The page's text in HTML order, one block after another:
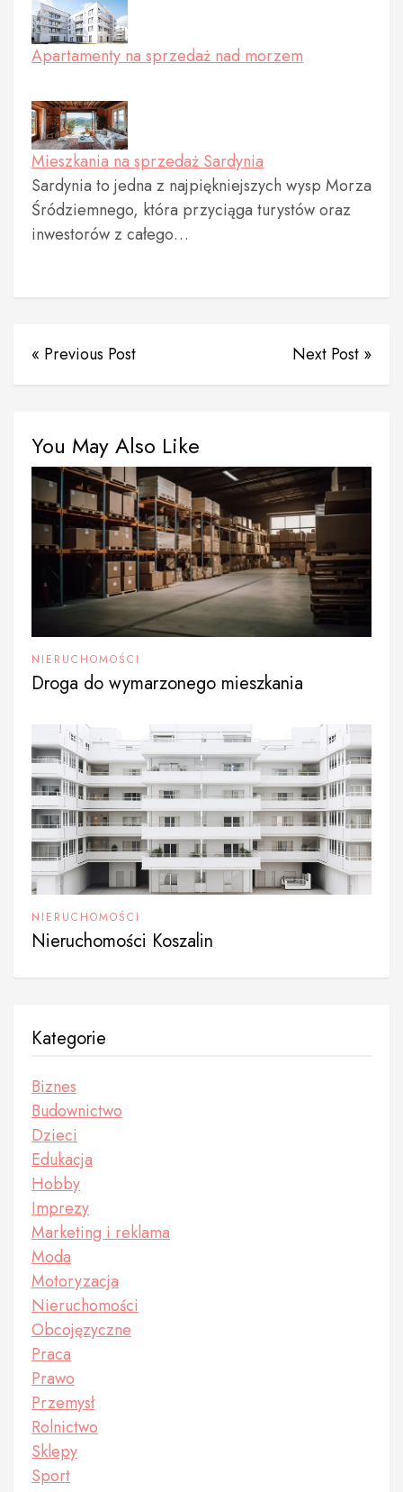
Apartamenty na sprzedaż nad morzem
Mieszkania na sprzedaż Sardynia
Sardynia to jedna z najpiękniejszych wysp Morza
Śródziemnego, która przyciąga turystów oraz
inwestorów z całego…
« Previous Post Next Post »
You May Also Like
NIERUCHOMOŚCI
Droga do wymarzonego mieszkania
NIERUCHOMOŚCI
Nieruchomości Koszalin
Kategorie
Biznes
Budownictwo
Dzieci
Edukacja
Hobby
Imprezy
Marketing i reklama
Moda
Motoryzacja
Nieruchomości
Obcojęzyczne
Praca
Prawo
Przemysł
Rolnictwo
Sklepy
Sport